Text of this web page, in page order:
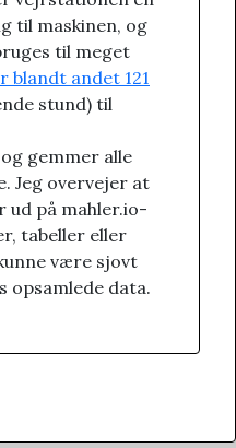
til maskinen, og
til meget
blandt andet 121
stund) til
gemmer alle
Jeg overvejer at
ud på mahler.io-
tabeller eller
være sjovt
opsamlede data.